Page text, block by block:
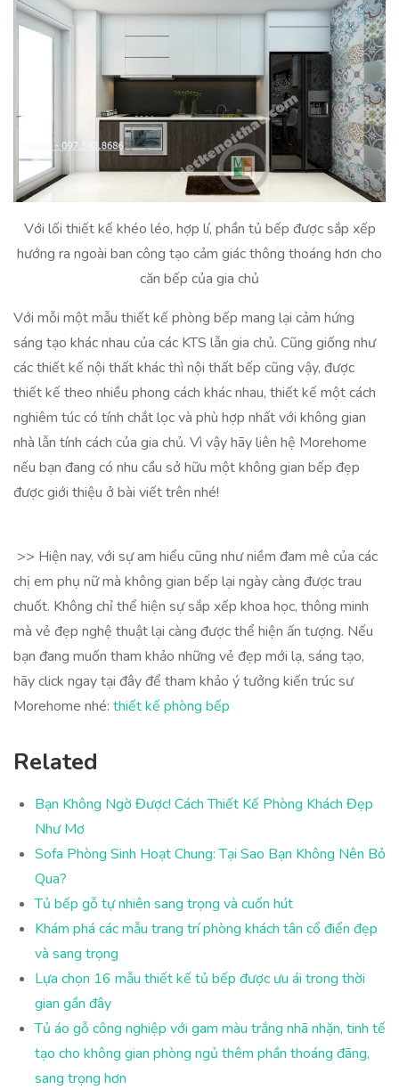
Với lối thiết kế khéo léo, hợp lí, phần tủ bếp được sắp xếp
hướng ra ngoài ban công tạo cảm giác thông thoáng hơn cho
căn bếp của gia chủ
Với mỗi một mẫu thiết kế phòng bếp mang lại cảm hứng
sáng tạo khác nhau của các KTS lẫn gia chủ. Cũng giống như
các thiết kế nội thất khác thì nội thất bếp cũng vậy, được
thiết kế theo nhiều phong cách khác nhau, thiết kế một cách
nghiêm túc có tính chắt lọc và phù hợp nhất với không gian
nhà lẫn tính cách của gia chủ. Vì vậy hãy liên hệ Morehome
nếu bạn đang có nhu cầu sở hữu một không gian bếp đẹp
được giới thiệu ở bài viết trên nhé!
>> Hiện nay, với sự am hiểu cũng như niềm đam mê của các
chị em phụ nữ mà không gian bếp lại ngày càng được trau
chuốt. Không chỉ thể hiện sự sắp xếp khoa học, thông minh
mà vẻ đẹp nghệ thuật lại càng được thể hiện ấn tượng. Nếu
bạn đang muốn tham khảo những vẻ đẹp mới lạ, sáng tạo,
hãy click ngay tại đây để tham khảo ý tưởng kiến trúc sư
Morehome nhé: thiết kế phòng bếp
Related
Bạn Không Ngờ Được! Cách Thiết Kế Phòng Khách Đẹp
Như Mơ
Sofa Phòng Sinh Hoạt Chung: Tại Sao Bạn Không Nên Bỏ
Qua?
Tủ bếp gỗ tự nhiên sang trọng và cuốn hút
Khám phá các mẫu trang trí phòng khách tân cổ điển đẹp
và sang trọng
Lựa chọn 16 mẫu thiết kế tủ bếp được ưu ái trong thời
gian gần đây
Tủ áo gỗ công nghiệp với gam màu trắng nhã nhặn, tinh tế
tạo cho không gian phòng ngủ thêm phần thoáng đãng,
sang trọng hơn